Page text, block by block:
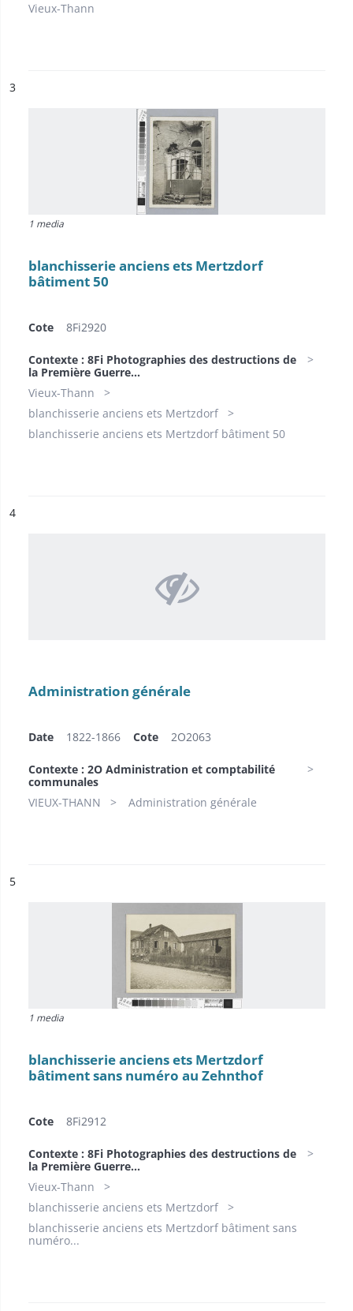
Vieux-Thann
n°
3
1 media
blanchisserie anciens ets Mertzdorf
bâtiment 50
Cote 8Fi2920
Contexte : 8Fi Photographies des destructions de
la Première Guerre...
Vieux-Thann
blanchisserie anciens ets Mertzdorf
blanchisserie anciens ets Mertzdorf bâtiment 50
n°
4
Administration générale
Date 1822-1866 Cote 2O2063
Contexte : 2O Administration et comptabilité
communales
VIEUX-THANN
Administration générale
n°
5
1 media
blanchisserie anciens ets Mertzdorf
bâtiment sans numéro au Zehnthof
Cote 8Fi2912
Contexte : 8Fi Photographies des destructions de
la Première Guerre...
Vieux-Thann
blanchisserie anciens ets Mertzdorf
blanchisserie anciens ets Mertzdorf bâtiment sans
numéro...